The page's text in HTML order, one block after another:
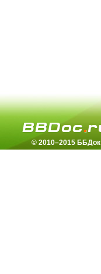
© 2010–2015 ББДок